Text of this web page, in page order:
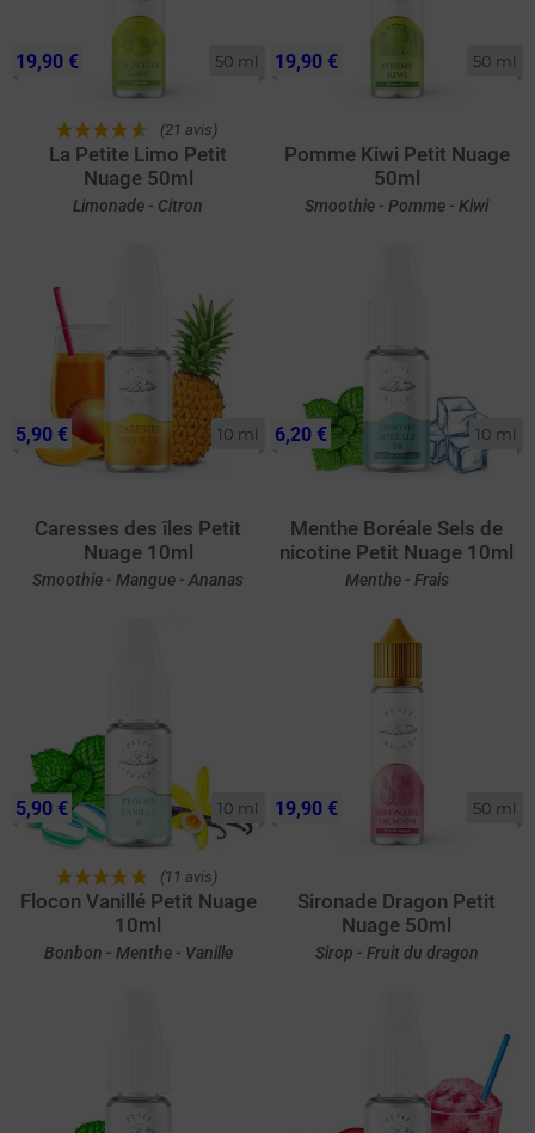
50 ml
(21 avis)
La Petite Limo Petit
Nuage 50ml
Limonade - Citron
19,90 € 50 ml
Pomme Kiwi Petit Nuage
50ml
Smoothie - Pomme - Kiwi
19,90 €
10 ml
Caresses des îles Petit
Nuage 10ml
Smoothie - Mangue - Ananas
5,90 € 10 ml
Menthe Boréale Sels de
nicotine Petit Nuage 10ml
Menthe - Frais
6,20 €
10 ml
(11 avis)
Flocon Vanillé Petit Nuage
10ml
Bonbon - Menthe - Vanille
5,90 € 50 ml
Sironade Dragon Petit
Nuage 50ml
Sirop - Fruit du dragon
19,90 €